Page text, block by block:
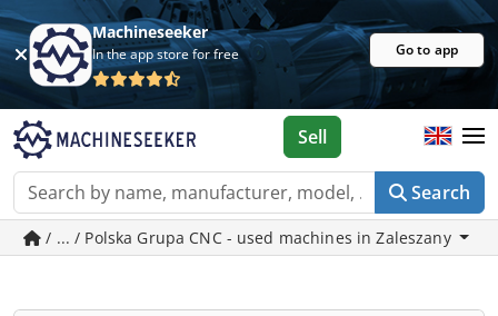
Machineseeker
In the app store for free Go to app
Search
Sell
/ ... / Polska Grupa CNC - used machines in Zaleszany